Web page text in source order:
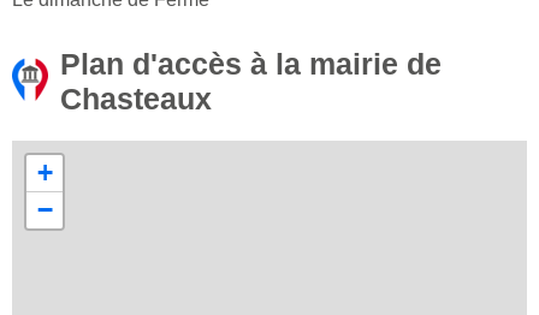
Plan d'accès à la mairie de
Chasteaux
+
−